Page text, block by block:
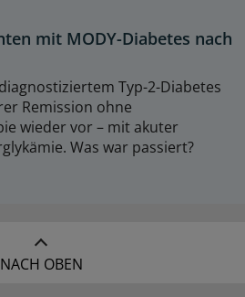
mit MODY-Diabetes nach
Typ-2-Diabetes
Remission ohne
wieder vor – mit akuter
Was war passiert?
NACH OBEN